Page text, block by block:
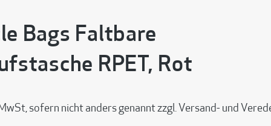
Bags Faltbare
RPET, Rot
sofern nicht anders genannt zzgl. Versand- und